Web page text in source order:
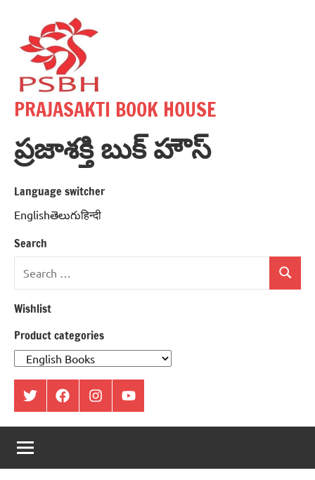
content
PRAJASAKTI BOOK HOUSE
ప్రజాశక్తి బుక్ హౌస్
Language switcher
Englishతెలుగుहिन्दी
Search
Search
for:
Search
Wishlist
Product categories
ట్విట్టర్
ఫేస్
బుక్
ఇంస్టాగ్రామ్యూట్యూబ్